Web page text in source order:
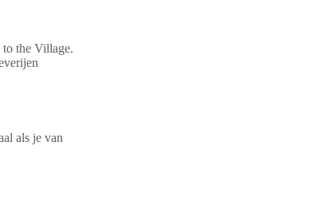
to the Village.
als je van